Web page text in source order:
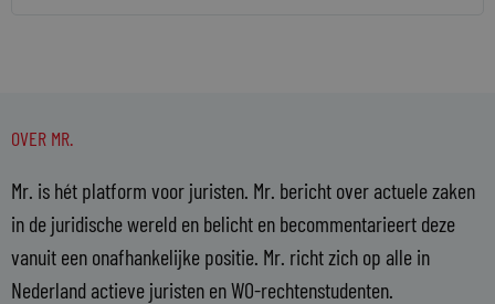
OVER MR.
Mr. is hét platform voor juristen. Mr. bericht over actuele zaken
in de juridische wereld en belicht en becommentarieert deze
vanuit een onafhankelijke positie. Mr. richt zich op alle in
Nederland actieve juristen en WO-rechtenstudenten.